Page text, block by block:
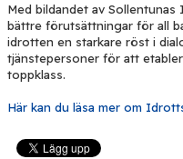
Med bildandet av
bättre förutsättningar för all
idrotten en starkare röst i
tjänstepersoner för att
toppklass.
Här kan du läsa mer om